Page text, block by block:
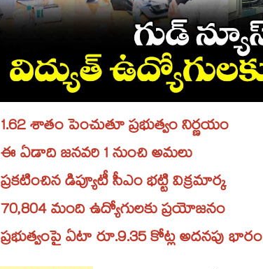
1.62 శాతం పెంచుతూ ప్రభుత్వం నిర్ణయం
ఈ ఏడాది జనవరి 1 నుంచి అమలు
ప్రకటించిన డిప్యూటీ సీఎం భట్టి విక్రమార్క
70,804 మంది ఉద్యోగుల‌‌‌‌‌‌‌‌కు ప్రయోజ‌‌‌‌‌‌‌‌నం
ప్రభుత్వంపై ఏటా రూ.9.35 కోట్ల అదనపు భారం